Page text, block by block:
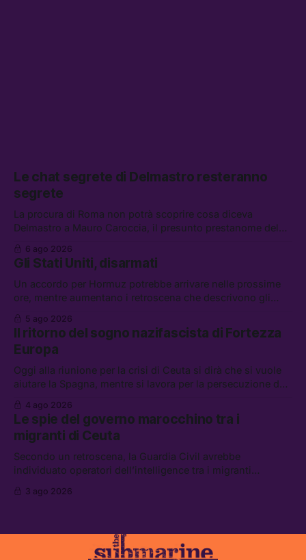
Le chat segrete di Delmastro resteranno
segrete
La procura di Roma non potrà scoprire cosa diceva
Delmastro a Mauro Caroccia, il presunto prestanome del
attacchi in Libano, il governo chiederà 36 miliardi di
flessibilità in armi e energia, e Grokipedia è già stata
abbandonata
6 ago 2026
Gli Stati Uniti, disarmati
Un accordo per Hormuz potrebbe arrivare nelle prossime
ore, mentre aumentano i retroscena che descrivono gli
chi aspetta i dispersi di Ceuta, il boom dei carburanti
diluiti, e quanti attivisti anti data center sono stati arrestati
5 ago 2026
Il ritorno del sogno nazifascista di Fortezza
Europa
Oggi alla riunione per la crisi di Ceuta si dirà che si vuole
aiutare la Spagna, mentre si lavora per la persecuzione dei
spontanei a Gaza, un giovane di 19 anni è morto sotto il
sole per raccogliere pomodori, e cosa dice l’AI Act europeo
4 ago 2026
Le spie del governo marocchino tra i
migranti di Ceuta
Secondo un retroscena, la Guardia Civil avrebbe
individuato operatori dell’intelligence tra i migranti
hanno ucciso 19 persone a Gaza; le tensioni nel campo
3 ago 2026